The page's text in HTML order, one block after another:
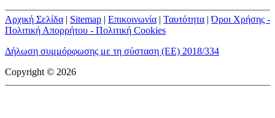
Αρχική Σελίδα | Sitemap | Επικοινωνία | Ταυτότητα |Όροι Χρήσης -
Πολιτική Απορρήτου - Πολιτική Cookies
Δήλωση συμμόρφωσης με τη σύσταση (ΕΕ) 2018/334
Copyright © 2026